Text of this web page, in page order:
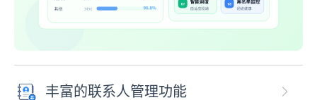
丰富的联系人管理功能